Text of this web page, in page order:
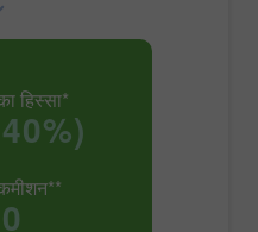
हिस्सा*
कमीशन**